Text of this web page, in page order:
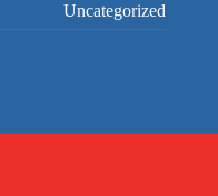
Uncategorized